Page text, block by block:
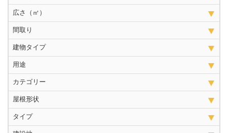
広さ（㎡）
間取り
建物タイプ
用途
カテゴリー
屋根形状
タイプ